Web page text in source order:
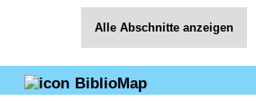
Alle Abschnitte anzeigen
BiblioMap